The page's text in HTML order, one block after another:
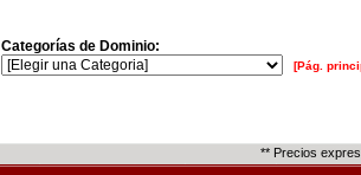
Categorías de Dominio:
[Pág.
** Precios